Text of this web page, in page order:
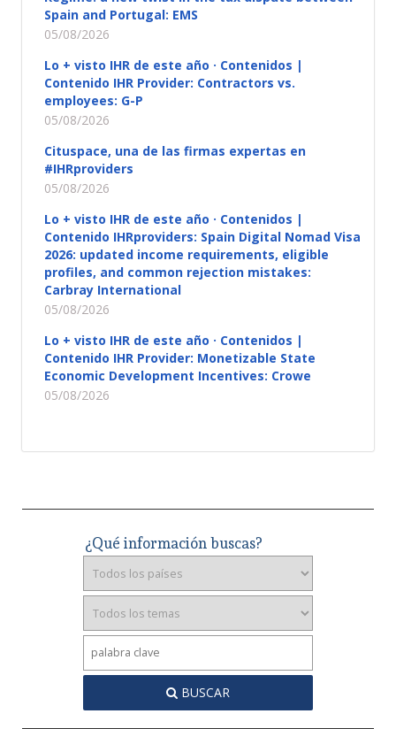
Spain and Portugal: EMS
05/08/2026
Lo + visto IHR de este año · Contenidos |
Contenido IHR Provider: Contractors vs.
employees: G-P
05/08/2026
Cituspace, una de las firmas expertas en
#IHRproviders
05/08/2026
Lo + visto IHR de este año · Contenidos |
Contenido IHRproviders: Spain Digital Nomad Visa
2026: updated income requirements, eligible
profiles, and common rejection mistakes:
Carbray International
05/08/2026
Lo + visto IHR de este año · Contenidos |
Contenido IHR Provider: Monetizable State
Economic Development Incentives: Crowe
05/08/2026
¿Qué información buscas?
BUSCAR